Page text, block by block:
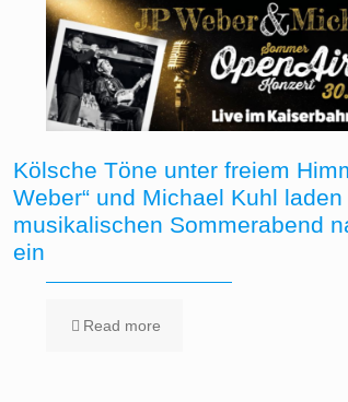
Kölsche Töne unter freiem
Weber“ und Michael Kuhl laden
musikalischen Sommerabend
ein
Read more